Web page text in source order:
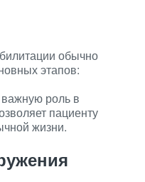
обычно
этапов:
важную роль в
пациенту
жизни.